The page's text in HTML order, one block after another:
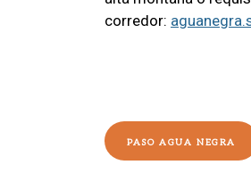
corredor:
PASO AGUA NEGRA